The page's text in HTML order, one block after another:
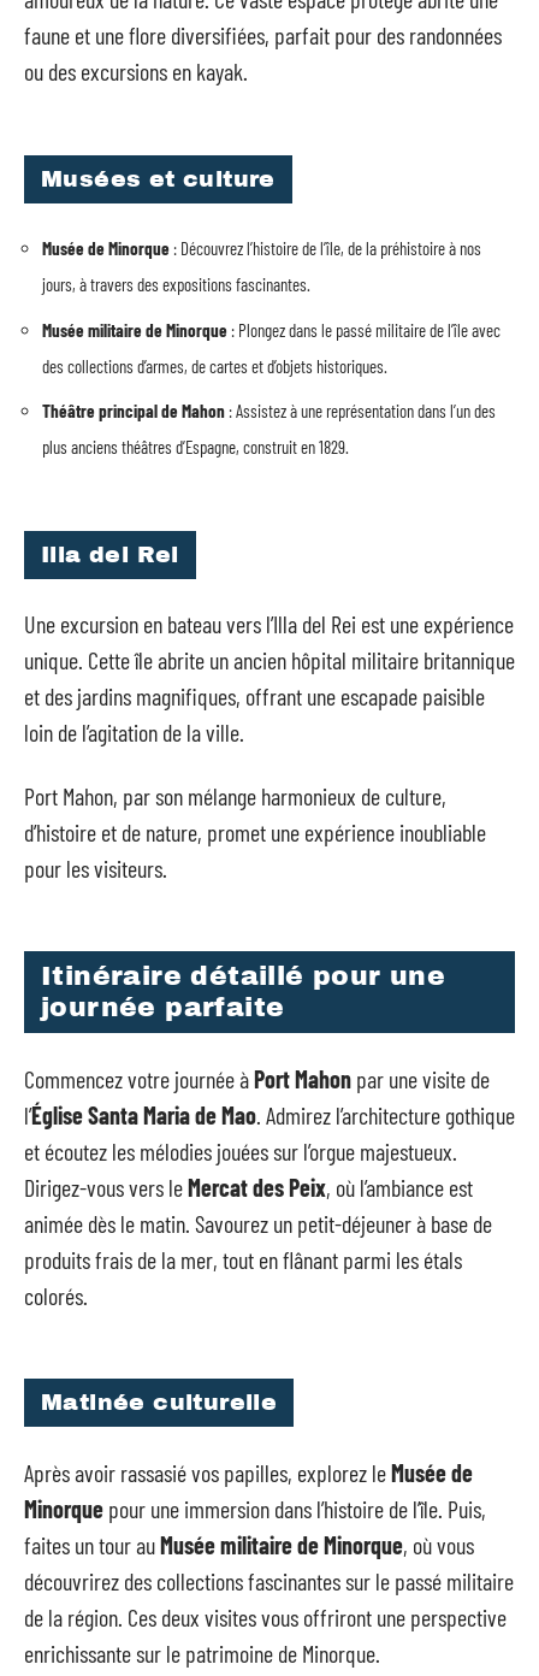
faune et une flore diversifiées, parfait pour des randonnées
ou des excursions en kayak.
Musées et culture
Musée de Minorque : Découvrez l’histoire de l’île, de la préhistoire à nos
jours, à travers des expositions fascinantes.
Musée militaire de Minorque : Plongez dans le passé militaire de l’île avec
des collections d’armes, de cartes et d’objets historiques.
Théâtre principal de Mahon : Assistez à une représentation dans l’un des
plus anciens théâtres d’Espagne, construit en 1829.
Illa del Rei
Une excursion en bateau vers l’Illa del Rei est une expérience
unique. Cette île abrite un ancien hôpital militaire britannique
et des jardins magnifiques, offrant une escapade paisible
loin de l’agitation de la ville.
Port Mahon, par son mélange harmonieux de culture,
d’histoire et de nature, promet une expérience inoubliable
pour les visiteurs.
Itinéraire détaillé pour une
journée parfaite
Commencez votre journée àPort Mahon par une visite de
l’Église Santa Maria de Mao . Admirez l’architecture gothique
et écoutez les mélodies jouées sur l’orgue majestueux.
Dirigez-vous vers leMercat des Peix, où l’ambiance est
animée dès le matin. Savourez un petit-déjeuner à base de
produits frais de la mer, tout en flânant parmi les étals
colorés.
Matinée culturelle
Après avoir rassasié vos papilles, explorez leMusée de
Minorque pour une immersion dans l’histoire de l’île. Puis,
faites un tour auMusée militaire de Minorque, où vous
découvrirez des collections fascinantes sur le passé militaire
de la région. Ces deux visites vous offriront une perspective
enrichissante sur le patrimoine de Minorque.